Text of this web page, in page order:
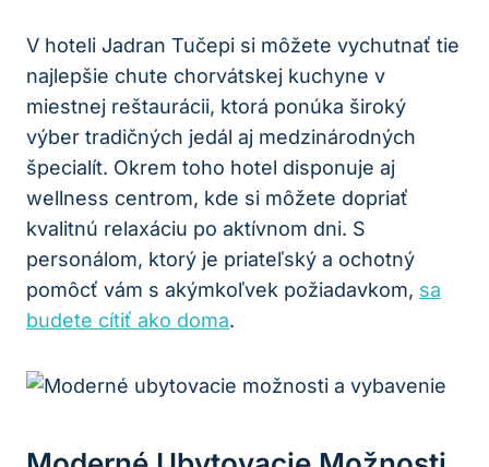
V hoteli Jadran Tučepi si môžete vychutnať tie
najlepšie chute chorvátskej kuchyne v
miestnej reštaurácii, ktorá ponúka široký
výber tradičných jedál aj medzinárodných
špecialít. Okrem toho hotel disponuje aj
wellness centrom, kde si môžete dopriať
kvalitnú relaxáciu po aktívnom dni. S
personálom, ktorý je priateľský a ochotný
pomôcť vám s akýmkoľvek požiadavkom, sa
budete cítiť ako doma.